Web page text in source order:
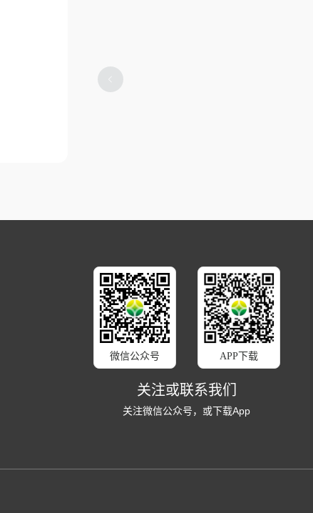
微信公众号 APP下载
关注或联系我们
关注微信公众号，或下载App